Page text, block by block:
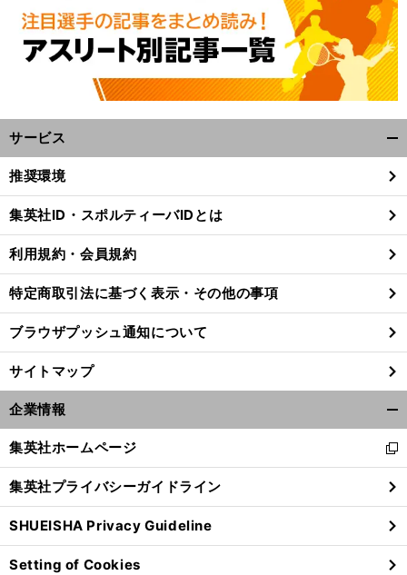
前
サービス
閉
る
推奨環境
集英社ID・スポルティーバIDとは
利用規約・会員規約
特定商取引法に基づく表示・その他の事項
ブラウザプッシュ通知について
サイトマップ
企業情報
閉
る
集英社ホームページ
新
し
い
ウ
ィ
ン
ド
集英社プライバシーガイドライン
SHUEISHA Privacy Guideline
Setting of Cookies